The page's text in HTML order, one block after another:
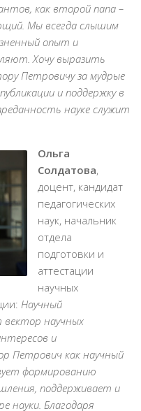
как второй папа –
Мы всегда слышим
опыт и
Хочу выразить
Петровичу за мудрые
и поддержку в
науке служит
Ольга
Солдатова,
доцент, кандидат
педагогических
наук, начальник
отдела
подготовки и
аттестации
научных
Научный
вектор научных
и
Петрович как научный
формированию
поддерживает и
науки. Благодаря